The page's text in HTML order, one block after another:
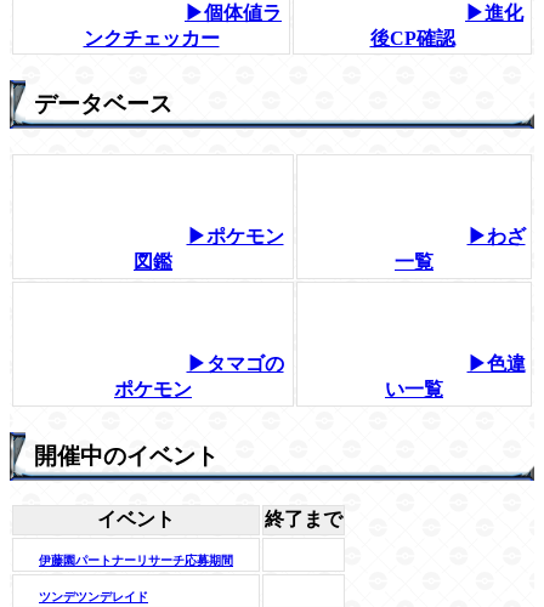
▶個体値ラ
ンクチェッカー
▶進化
後CP確認
データベース
▶ポケモン
図鑑
▶わざ
一覧
▶タマゴの
ポケモン
▶色違
い一覧
開催中のイベント
イベント 終了まで
伊藤園パートナーリサーチ応募期間
ツンデツンデレイド